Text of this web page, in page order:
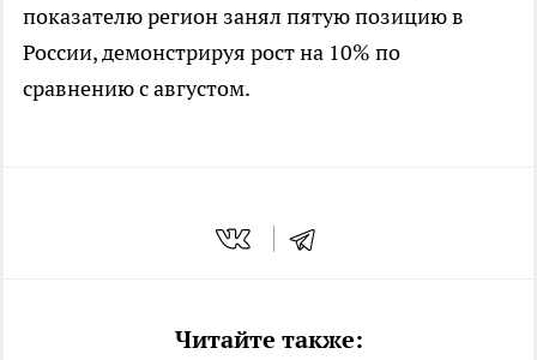
показателю регион занял пятую позицию в
России, демонстрируя рост на 10% по
сравнению с августом.
Читайте также: